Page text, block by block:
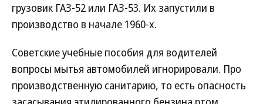
грузовик ГАЗ-52 или ГАЗ-53. Их запустили в
производство в начале 1960-х.
Советские учебные пособия для водителей
вопросы мытья автомобилей игнорировали. Про
производственную санитарию, то есть опасность